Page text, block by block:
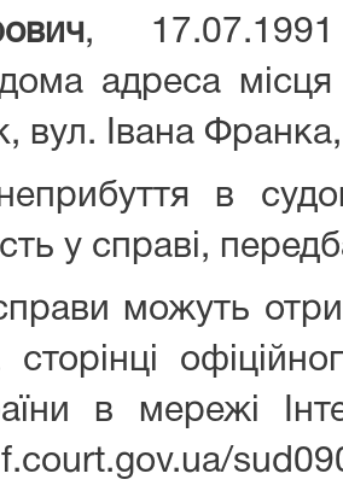
,
адреса
вул. Івана
в
у справі,
можуть
в мережі